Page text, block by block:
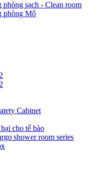
sạch - Clean room
phòng Mổ
Cabinet
cho tế bào
shower room series